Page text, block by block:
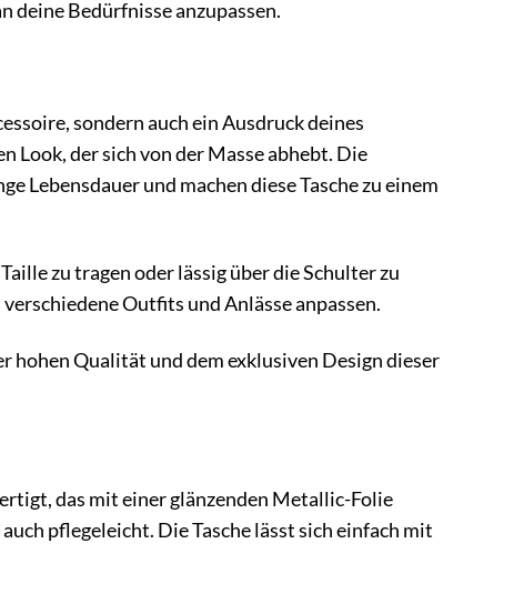
deine Bedürfnisse anzupassen.
sondern auch ein Ausdruck deines
der sich von der Masse abhebt. Die
Lebensdauer und machen diese Tasche zu einem
zu tragen oder lässig über die Schulter zu
Outfits und Anlässe anpassen.
hohen Qualität und dem exklusiven Design dieser
das mit einer glänzenden Metallic-Folie
pflegeleicht. Die Tasche lässt sich einfach mit